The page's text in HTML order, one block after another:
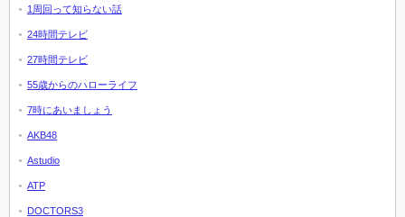
1周回って知らない話
24時間テレビ
27時間テレビ
55歳からのハローライフ
7時にあいましょう
AKB48
Astudio
ATP
DOCTORS3